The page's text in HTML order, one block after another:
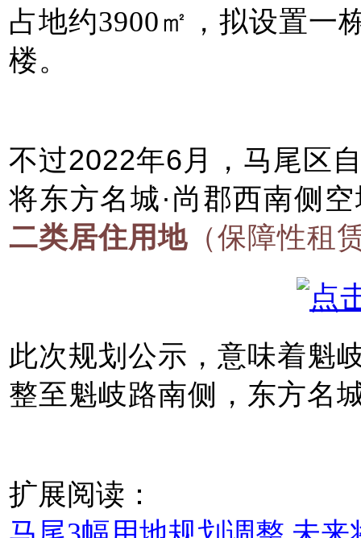
占地约3900㎡，拟设置一
楼。
不过2022年6月，马尾区
将东方名城·尚郡西南侧
二类居住用地 （保障性租
此次规划公示，意味着魁
整至魁岐路南侧，东方名
扩展阅读：